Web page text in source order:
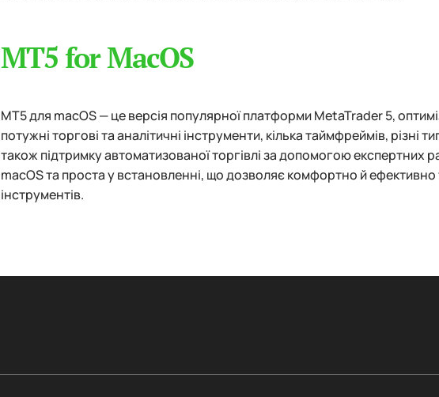
MT5 for MacOS
MT5 для macOS — це версія популярної платформи MetaTrader 5,
потужні торгові та аналітичні інструменти, кілька таймфреймів, різні
також підтримку автоматизованої торгівлі за допомогою експертних
macOS та проста у встановленні, що дозволяє комфортно й
інструментів.